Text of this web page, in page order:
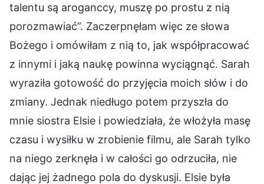
talentu są aroganccy, muszę po prostu z nią
porozmawiać”. Zaczerpnęłam więc ze słowa
Bożego i omówiłam z nią to, jak współpracować
z innymi i jaką naukę powinna wyciągnąć. Sarah
wyraziła gotowość do przyjęcia moich słów i do
zmiany. Jednak niedługo potem przyszła do
mnie siostra Elsie i powiedziała, że włożyła masę
czasu i wysiłku w zrobienie filmu, ale Sarah tylko
na niego zerknęła i w całości go odrzuciła, nie
dając jej żadnego pola do dyskusji. Elsie była